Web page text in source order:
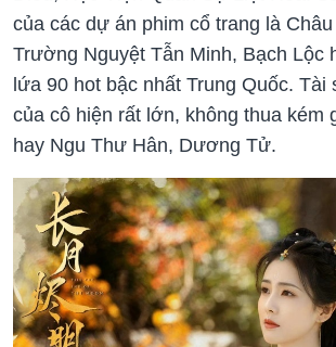
của các dự án phim cổ trang là
Trường Nguyệt Tẫn Minh, Bạch Lộc
lứa 90 hot bậc nhất Trung Quốc. Tài
của cô hiện rất lớn, không thua kém
hay Ngu Thư Hân, Dương Tử.